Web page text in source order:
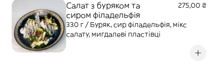
Салат з буряком та
сиром філадельфія
275,00 ₴
330 г / Буряк, сир філадельфія, мікс
салату, мигдалеві пластівці